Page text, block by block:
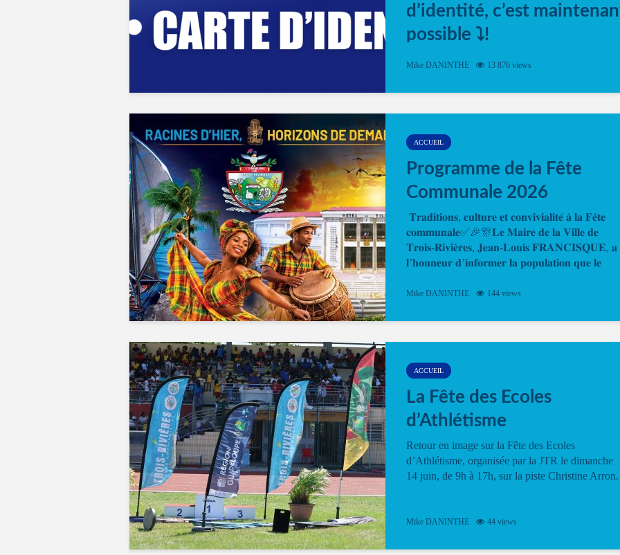
d’identité, c’est
possible ⤵️!
Désormais, il est possible de prendre rendez-
Mike DANINTHE 13 876 views
ACCUEIL
Programme de la Fête
Communale 2026
𝐓𝐫𝐚𝐝𝐢𝐭𝐢𝐨𝐧𝐬, 𝐜𝐮𝐥𝐭𝐮𝐫𝐞 𝐞𝐭 𝐜𝐨𝐧𝐯𝐢𝐯𝐢𝐚𝐥𝐢𝐭𝐞́ 𝐚̀ 𝐥𝐚 𝐅𝐞̂𝐭𝐞
𝐜𝐨𝐦𝐦𝐮𝐧𝐚𝐥𝐞✅🎉🎊𝐋𝐞 𝐌𝐚𝐢𝐫𝐞 𝐝𝐞 𝐥𝐚 𝐕𝐢𝐥𝐥𝐞 𝐝𝐞
𝐓𝐫𝐨𝐢𝐬-𝐑𝐢𝐯𝐢𝐞̀𝐫𝐞𝐬, 𝐉𝐞𝐚𝐧-𝐋𝐨𝐮𝐢𝐬 𝐅𝐑𝐀𝐍𝐂𝐈𝐒𝐐𝐔𝐄, 𝐚
𝐥’𝐡𝐨𝐧𝐧𝐞𝐮𝐫 𝐝’𝐢𝐧𝐟𝐨𝐫𝐦𝐞𝐫 𝐥𝐚 𝐩𝐨𝐩𝐮𝐥𝐚𝐭𝐢𝐨𝐧 𝐪𝐮𝐞 𝐥𝐞
Mike DANINTHE 144 views
ACCUEIL
La Fête des Ecoles
d’Athlétisme
Retour en image sur la Fête des Ecoles
d’Athlétisme, organisée par la JTR le dimanche
14 juin, de 9h à 17h, sur la piste Christine Arron.
Mike DANINTHE 44 views